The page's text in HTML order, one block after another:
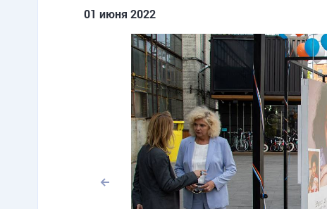
01 июня 2022